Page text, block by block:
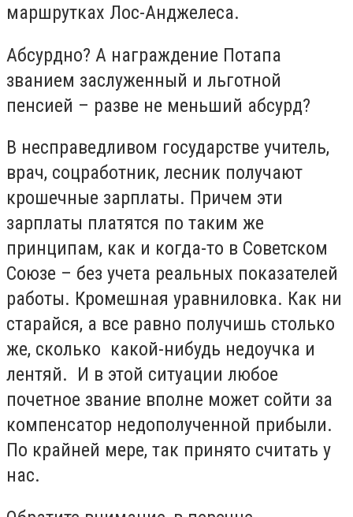
маршрутках Лос-Анджелеса.
Абсурдно? А награждение Потапа
званием заслуженный и льготной
пенсией – разве не меньший абсурд?
В несправедливом государстве учитель,
врач, соцработник, лесник получают
крошечные зарплаты. Причем эти
зарплаты платятся по таким же
принципам, как и когда-то в Советском
Союзе – без учета реальных показателей
работы. Кромешная уравниловка. Как ни
старайся, а все равно получишь столько
же, сколько какой-нибудь недоучка и
лентяй. И в этой ситуации любое
почетное звание вполне может сойти за
компенсатор недополученной прибыли.
По крайней мере, так принято считать у
нас.